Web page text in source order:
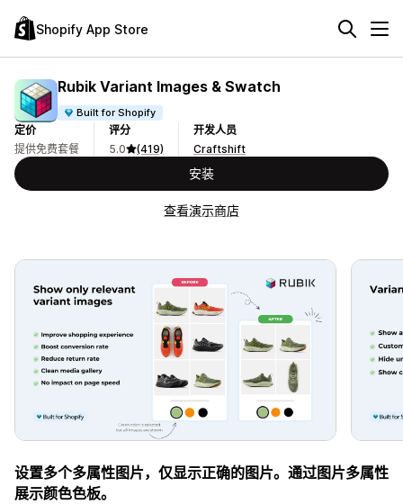
Shopify App Store
Rubik Variant Images & Swatch
Built for Shopify
定价
提供免费套餐
评分
5.0
(419)
开发人员
Craftshift
安装
查看演示商店
设置多个多属性图片，仅显示正确的图片。通过图片多属性
展示颜色色板。